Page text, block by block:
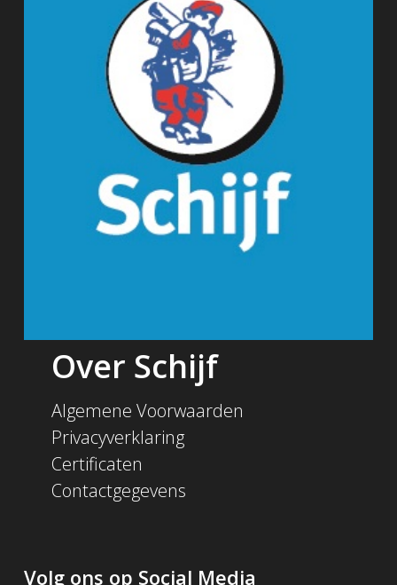
Over Schijf
Algemene Voorwaarden
Privacyverklaring
Certificaten
Contactgegevens
Volg ons op Social Media